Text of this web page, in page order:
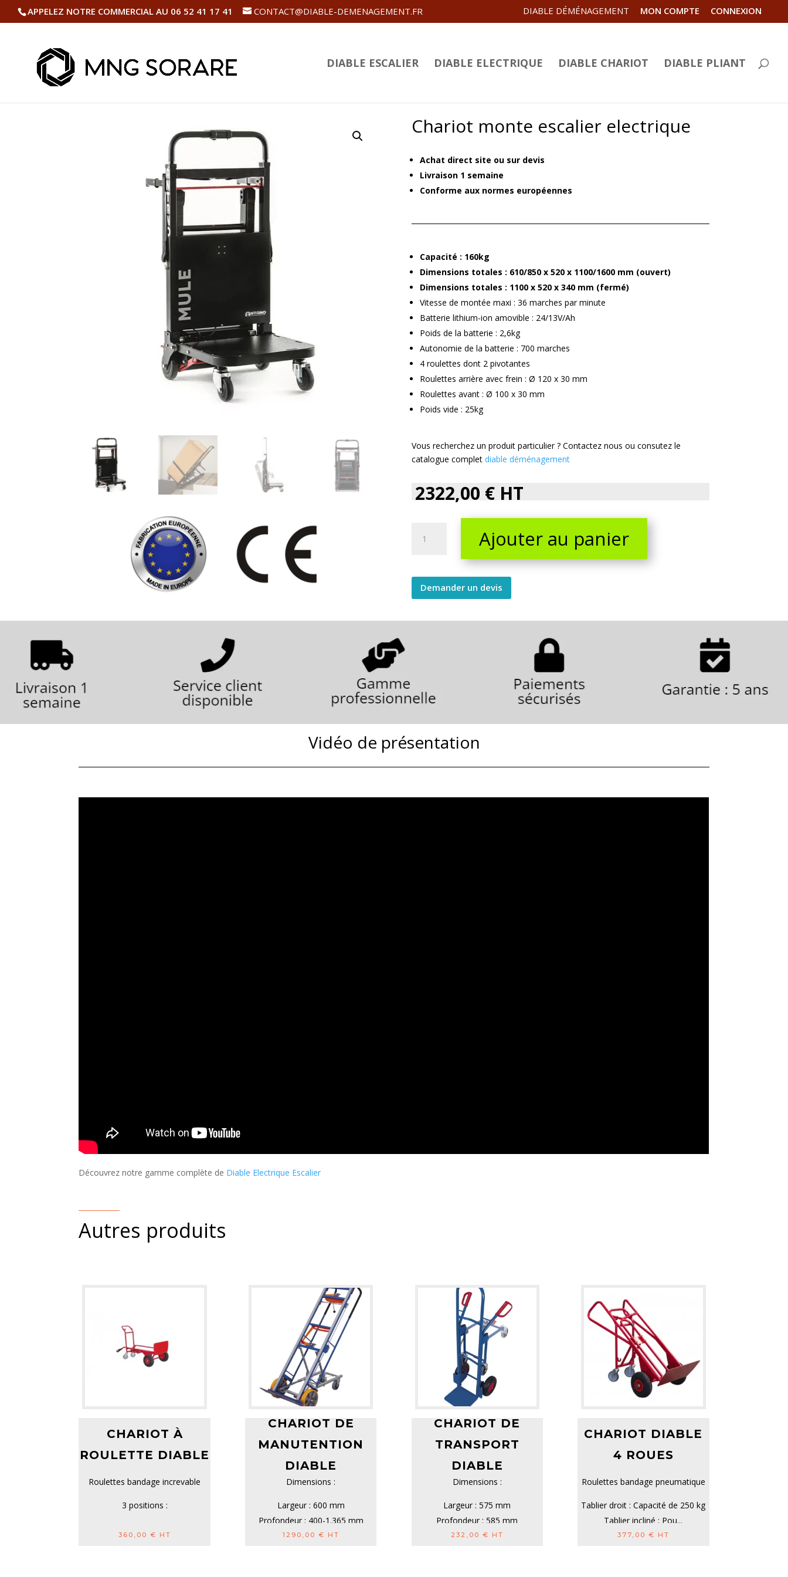
APPELEZ NOTRE COMMERCIAL AU 06 52 41 17 41 CONTACT@DIABLE-DEMENAGEMENT.FR DIABLE DÉMÉNAGEMENT MON COMPTE CONNEXION
DIABLE ESCALIER DIABLE ELECTRIQUE DIABLE CHARIOT DIABLE PLIANT
Chariot monte escalier electrique
Achat direct site ou sur devis
Livraison 1 semaine
Conforme aux normes européennes
Capacité : 160kg
Dimensions totales : 610/850 x 520 x 1100/1600 mm (ouvert)
Dimensions totales : 1100 x 520 x 340 mm (fermé)
Vitesse de montée maxi : 36 marches par minute
Batterie lithium-ion amovible : 24/13V/Ah
Poids de la batterie : 2,6kg
Autonomie de la batterie : 700 marches
4 roulettes dont 2 pivotantes
Roulettes arrière avec frein : Ø 120 x 30 mm
Roulettes avant : Ø 100 x 30 mm
Poids vide : 25kg
Vous recherchez un produit particulier ? Contactez nous ou consutez le
catalogue complet diable déménagement
2322,00 € HT
monte
quantity
Ajouter au panier
Demander un devis
Vidéo de présentation
Découvrez notre gamme complète de Diable Electrique Escalier
Autres produits
CHARIOT À
ROULETTE DIABLE
Roulettes bandage increvable
3 positions :
360,00 € HT
CHARIOT DE
MANUTENTION
DIABLE
Dimensions :
Largeur : 600 mm
Profondeur : 400-1.365 mm
Hauteur : 1.700-920 mm
1290,00 € HT
CHARIOT DE
TRANSPORT
DIABLE
Dimensions :
Largeur : 575 mm
Profondeur : 585 mm
Hauteur : 1305 mm
232,00 € HT
CHARIOT DIABLE
4 ROUES
Roulettes bandage pneumatique
Tablier droit : Capacité de 250 kg
Tablier incliné : Pou...
377,00 € HT